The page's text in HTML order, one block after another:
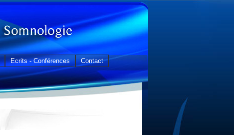
Ecrits - Conférences Contact